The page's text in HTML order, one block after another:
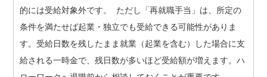
的には受給対象外です。 ただし「再就職手当」は、所定の
条件を満たせば起業・独立でも受給できる可能性がありま
す。受給日数を残したまま就業（起業を含む）した場合に支
給される一時金で、残日数が多いほど受給額が増えます。ハ